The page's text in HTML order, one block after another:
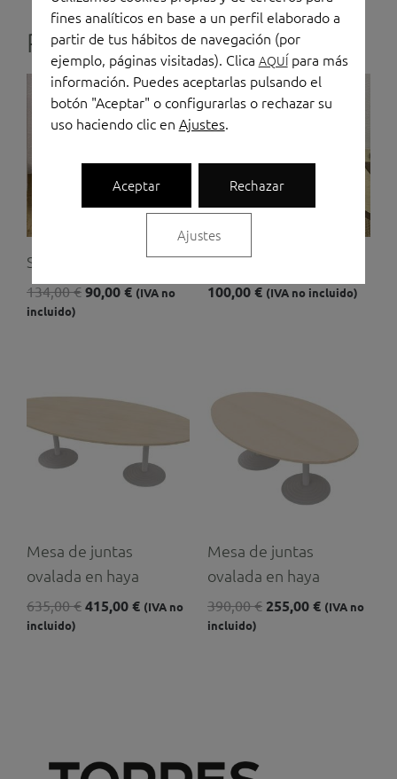
cantidad
Productos relacionados
Silla juvenil FLAX
134,00€
El
precio
original
90,00€
El
precio
actual
(IVA no
incluido)
Silla confidente
100,00€ (IVA no incluido)
Mesa de juntas
ovalada en haya
635,00€
original
635,00 €.
415,00€
actual
415,00 €.
(IVA no
incluido)
Mesa de juntas
ovalada en haya
390,00€
precio
original
255,00€
actual
255,00 €.
(IVA no
incluido)
fines analíticos en base a un perfil elaborado a
partir de tus hábitos de navegación (por
ejemplo, páginas visitadas). Clica AQUÍpara más
información. Puedes aceptarlas pulsando el
botón "Aceptar" o configurarlas o rechazar su
uso haciendo clic en Ajustes.
Aceptar Rechazar
Ajustes